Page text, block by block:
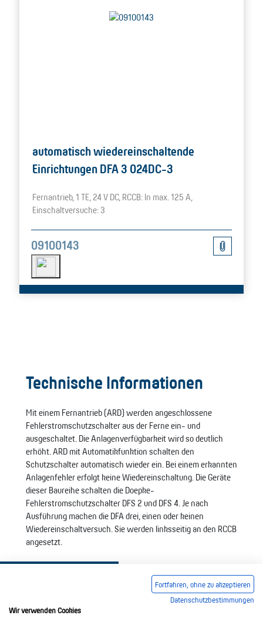
automatisch wiedereinschaltende
Einrichtungen DFA 3 024DC-3
Fernantrieb, 1 TE, 24 V DC, RCCB: In max. 125 A,
Einschaltversuche: 3
09100143
Technische Informationen
Mit einem Fernantrieb (ARD) werden angeschlossene
Fehlerstromschutzschalter aus der Ferne ein- und
ausgeschaltet. Die Anlagenverfügbarkeit wird so deutlich
erhöht. ARD mit Automatikfunktion schalten den
Schutzschalter automatisch wieder ein. Bei einem erkannten
Anlagenfehler erfolgt keine Wiedereinschaltung. Die Geräte
dieser Baureihe schalten die Doepke-
Fehlerstromschutzschalter DFS 2 und DFS 4. Je nach
Ausführung machen die DFA drei, einen oder keinen
Wiedereinschaltversuch. Sie werden linksseitig an den RCCB
angesetzt.
Fortfahren, ohne zu akzeptieren
Datenschutzbestimmungen
Wir verwenden Cookies